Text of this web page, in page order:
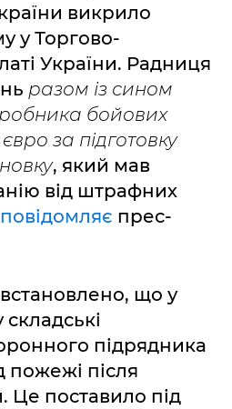
викрило
у Торгово-
України. Радниця
разом із сином
бойових
за підготовку
, який мав
від штрафних
повідомляє прес-
встановлено, що у
підрядника
пожежі після
Це поставило під